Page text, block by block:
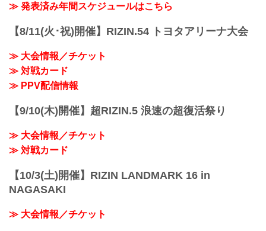
≫ 発表済み年間スケジュールはこちら
【8/11(火･祝)開催】RIZIN.54 トヨタアリーナ大会
≫ 大会情報／チケット
≫ 対戦カード
≫ PPV配信情報
【9/10(木)開催】超RIZIN.5 浪速の超復活祭り
≫ 大会情報／チケット
≫ 対戦カード
【10/3(土)開催】RIZIN LANDMARK 16 in
NAGASAKI
≫ 大会情報／チケット